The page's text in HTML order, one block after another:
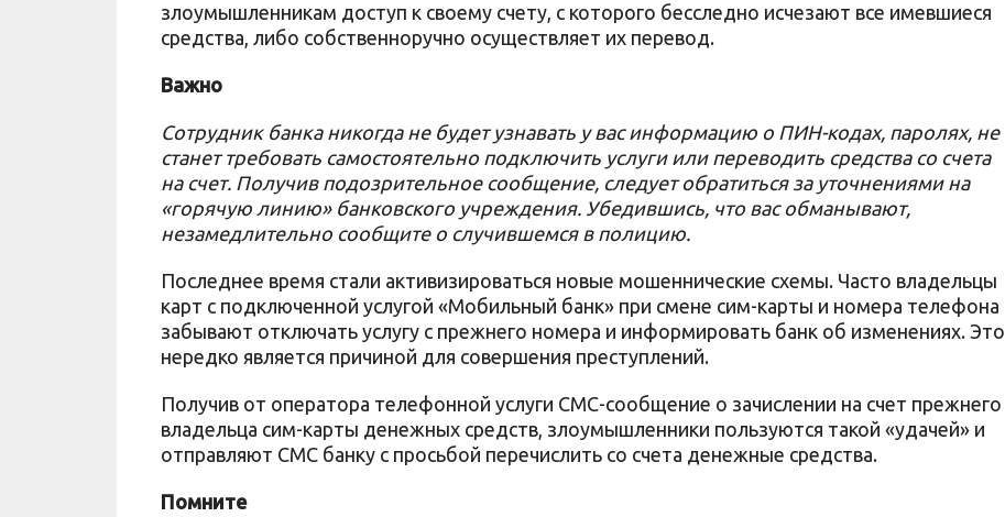
злоумышленникам доступ к своему счету, с которого бесследно исчезают все имевшиеся
средства, либо собственноручно осуществляет их перевод.
Важно
Сотрудник банка никогда не будет узнавать у вас информацию о ПИН-кодах, паролях, не
станет требовать самостоятельно подключить услуги или переводить средства со счета
на счет. Получив подозрительное сообщение, следует обратиться за уточнениями на
«горячую линию» банковского учреждения. Убедившись, что вас обманывают,
незамедлительно сообщите о случившемся в полицию.
Последнее время стали активизироваться новые мошеннические схемы. Часто владельцы
карт с подключенной услугой «Мобильный банк» при смене сим-карты и номера телефона
забывают отключать услугу с прежнего номера и информировать банк об изменениях. Это
нередко является причиной для совершения преступлений.
Получив от оператора телефонной услуги СМС-сообщение о зачислении на счет прежнего
владельца сим-карты денежных средств, злоумышленники пользуются такой «удачей» и
отправляют СМС банку с просьбой перечислить со счета денежные средства.
Помните